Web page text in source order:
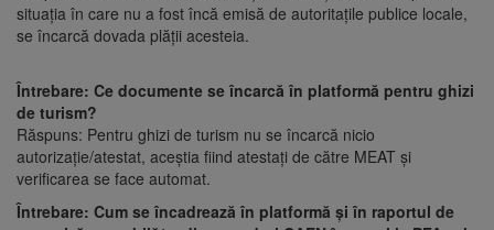
situația în care nu a fost încă emisă de autoritațile publice locale,
se încarcă dovada plății acesteia.
Întrebare: Ce documente se încarcă în platformă pentru ghizi
de turism?
Răspuns: Pentru ghizi de turism nu se încarcă nicio
autorizație/atestat, aceștia fiind atestați de către MEAT și
verificarea se face automat.
Întrebare: Cum se încadrează în platformă și în raportul de